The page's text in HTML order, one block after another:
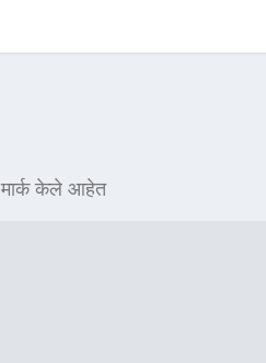
मार्क केले आहेत